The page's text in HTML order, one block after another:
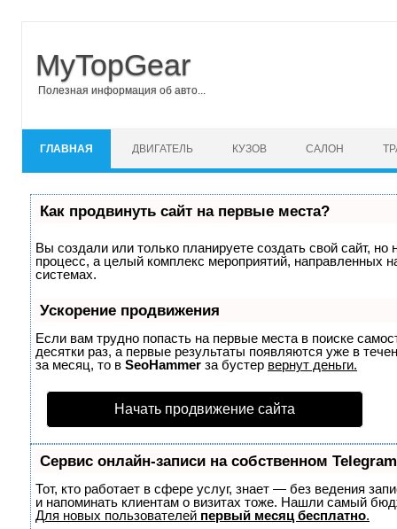
MyTopGear
Полезная информация об авто...
ГЛАВНАЯ ДВИГАТЕЛЬ КУЗОВ САЛОН
Как продвинуть сайт на первые места?
Вы создали или только планируете создать свой сайт, но
процесс, а целый комплекс мероприятий, направленных
системах.
Ускорение продвижения
Если вам трудно попасть на первые места в поиске
десятки раз, а первые результаты появляются уже в
за месяц, то в SeoHammer за бустер вернут деньги.
Начать продвижение сайта
Сервис онлайн-записи на собственном
Тот, кто работает в сфере услуг, знает — без ведения
и напоминать клиентам о визитах тоже. Нашли самый
Для новых пользователей первый месяц бесплатно.